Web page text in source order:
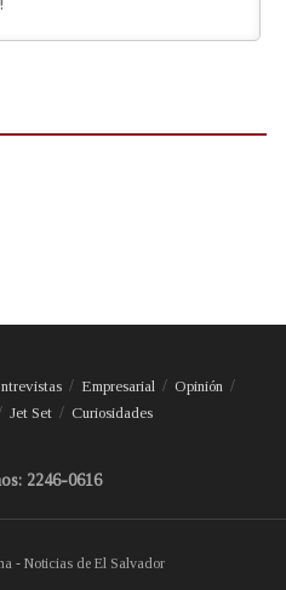
Empresarial
Opinión
Jet Set Curiosidades
2246-0616
- Noticias de El Salvador